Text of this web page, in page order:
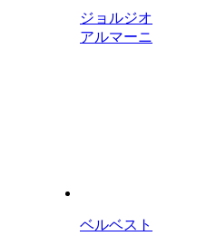
ジョルジオ
アルマーニ
ベルベスト